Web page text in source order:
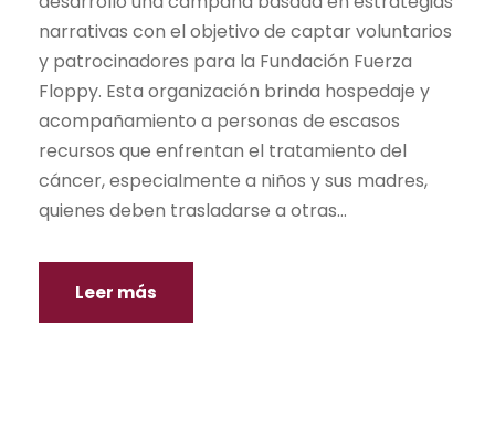
narrativas con el objetivo de captar voluntarios
y patrocinadores para la Fundación Fuerza
Floppy. Esta organización brinda hospedaje y
acompañamiento a personas de escasos
recursos que enfrentan el tratamiento del
cáncer, especialmente a niños y sus madres,
quienes deben trasladarse a otras...
Leer más